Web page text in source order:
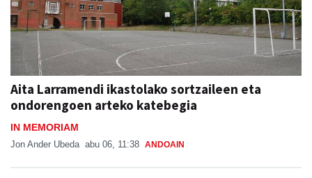
Aita Larramendi ikastolako sortzaileen eta
ondorengoen arteko katebegia
IN MEMORIAM
Jon Ander Ubeda abu 06, 11:38 ANDOAIN